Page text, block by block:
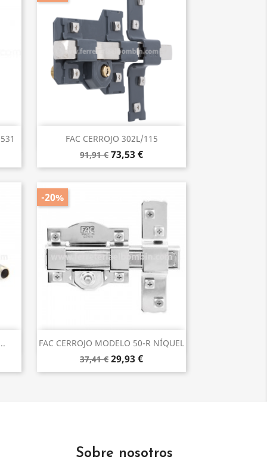
FAC CERROJO 302L/115
91,91 € 73,53 €
Vista rápida
FAC CERROJO MODELO 50-R NÍQUEL
37,41 € 29,93 €
-20%
Vista rápida
Sobre nosotros